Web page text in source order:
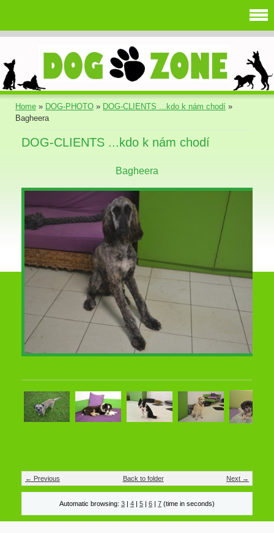
Home » DOG-PHOTO » DOG-CLIENTS ...kdo k nám chodí »
Bagheera
DOG-CLIENTS ...kdo k nám chodí
Bagheera
← Previous Next →
Back to folder
Automatic browsing: 3 4 5 6 7 (time in seconds)